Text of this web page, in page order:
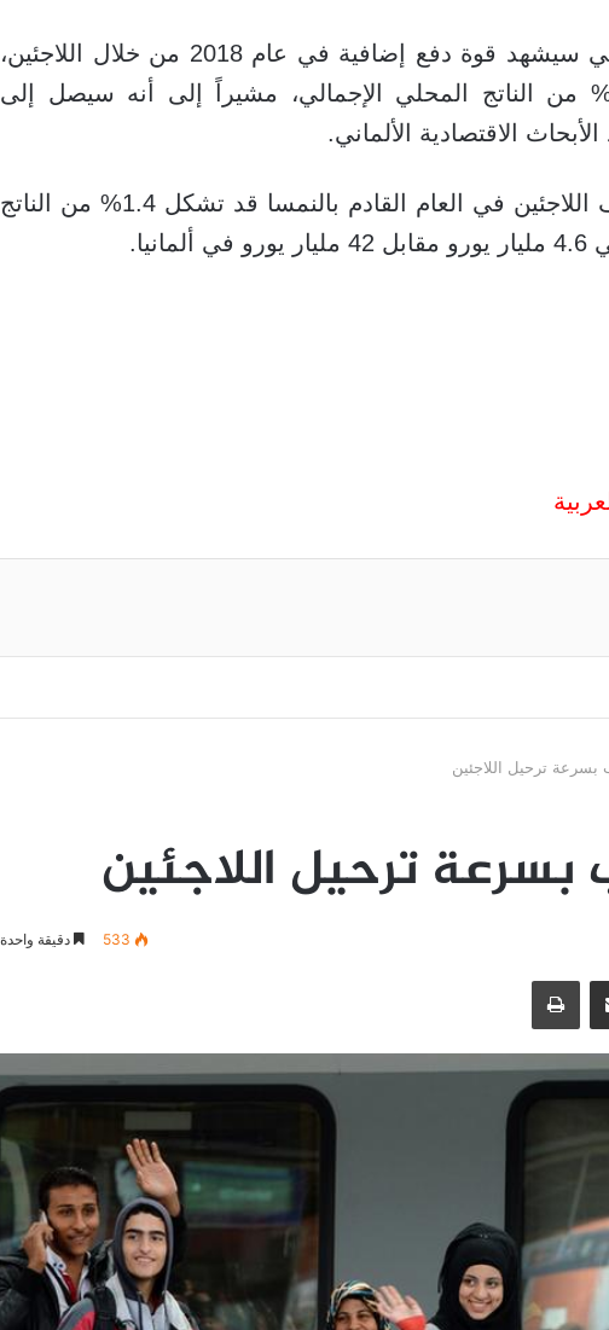
وأضاف أن الاقتصاد الألماني سيشهد قوة دفع إضافية في عام 2018 من خلال اللاجئين،
سيرتفع بمقدار 1.4% من الناتج المحلي الإجمالي، مشيراً إلى أنه سيصل إلى
وأفادت الدراسة أن تكاليف اللاجئين في العام القادم بالنمسا قد تشكل 1.4% من الناتج